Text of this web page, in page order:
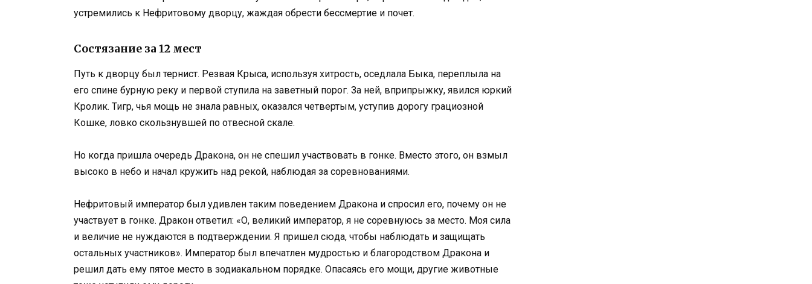
устремились к Нефритовому дворцу, жаждая обрести бессмертие и почет.
Состязание за 12 мест
Путь к дворцу был тернист. Резвая Крыса, используя хитрость, оседлала Быка, переплыла на
его спине бурную реку и первой ступила на заветный порог. За ней, вприпрыжку, явился юркий
Кролик. Тигр, чья мощь не знала равных, оказался четвертым, уступив дорогу грациозной
Кошке, ловко скользнувшей по отвесной скале.
Но когда пришла очередь Дракона, он не спешил участвовать в гонке. Вместо этого, он взмыл
высоко в небо и начал кружить над рекой, наблюдая за соревнованиями.
Нефритовый император был удивлен таким поведением Дракона и спросил его, почему он не
участвует в гонке. Дракон ответил: «О, великий император, я не соревнуюсь за место. Моя сила
и величие не нуждаются в подтверждении. Я пришел сюда, чтобы наблюдать и защищать
остальных участников». Император был впечатлен мудростью и благородством Дракона и
решил дать ему пятое место в зодиакальном порядке. Опасаясь его мощи, другие животные